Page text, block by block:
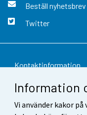
Information
Vi använder kakor
Beställ nyhetsbrev
Twitter
Kontaktinformation
Respons
Användarvillkor